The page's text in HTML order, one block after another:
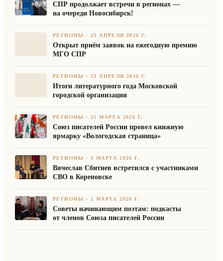
СПР продолжает встречи в регионах —
на очереди Новосибирск!
РЕГИОНЫ ·23 АПРЕЛЯ 2026 Г.
Открыт приём заявок на ежегодную премию
МГО СПР
РЕГИОНЫ ·23 АПРЕЛЯ 2026 Г.
Итоги литературного года Московской
городской организации
РЕГИОНЫ ·25 МАРТА 2026 Г.
Союз писателей России провел книжную
ярмарку «Вологодская страница»
РЕГИОНЫ ·3 МАРТА 2026 Г.
Вячеслав Сбитнев встретился с участниками
СВО в Кореновске
РЕГИОНЫ ·2 МАРТА 2026 Г.
Советы начинающим поэтам: подкасты
от членов Союза писателей России